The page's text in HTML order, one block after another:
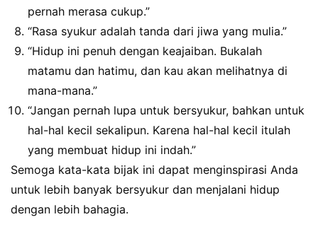
pernah merasa cukup.”
“Rasa syukur adalah tanda dari jiwa yang mulia.”
“Hidup ini penuh dengan keajaiban. Bukalah
matamu dan hatimu, dan kau akan melihatnya di
mana-mana.”
“Jangan pernah lupa untuk bersyukur, bahkan untuk
hal-hal kecil sekalipun. Karena hal-hal kecil itulah
yang membuat hidup ini indah.”
Semoga kata-kata bijak ini dapat menginspirasi Anda
untuk lebih banyak bersyukur dan menjalani hidup
dengan lebih bahagia.